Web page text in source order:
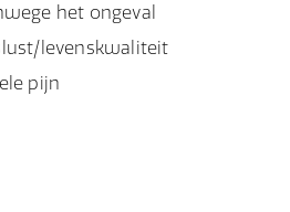
het ongeval
levenskwaliteit
pijn